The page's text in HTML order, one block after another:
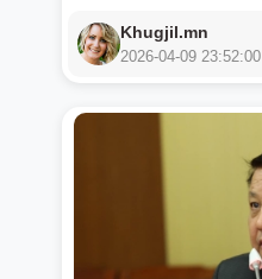
Khugjil.mn
2026-04-09 23:52:00